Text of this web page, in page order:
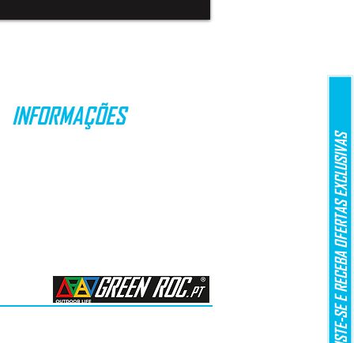
REGISTE-SE E RECEBA OFERTAS EXCLUSIVAS
INFORMAÇÕES